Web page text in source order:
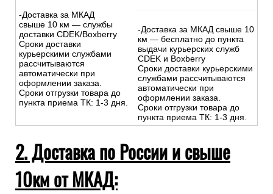
-Доставка за МКАД
свыше 10 км — службы
доставки CDEK/Boxberry
Сроки доставки
курьерскими службами
рассчитываются
автоматически при
оформлении заказа.
Сроки отгрузки товара до
пункта приема ТК: 1-3 дня.
-Доставка за МКАД свыше 10
км — бесплатно до пункта
выдачи курьерских служб
CDEK и Boxberry
Сроки доставки курьерскими
службами рассчитываются
автоматически при
оформлении заказа.
Сроки отгрузки товара до
пункта приема ТК: 1-3 дня.
2. Доставка по России и свыше
10км от МКАД: